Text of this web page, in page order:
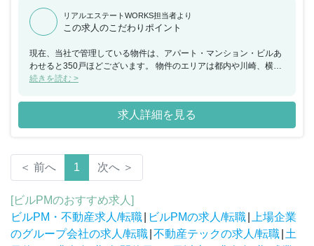
リアルエステートWORKS担当者より
この求人のこだわりポイント
現在、当社で管理している物件は、アパート・マンション・ビルあ
わせると350戸ほどございます。 物件のエリアは都内や川崎、横浜
が中心となり、種類としては8割がワンルームの物件です。 管理物
ビジョンへ出向となります。(就業場所は同フロア)
続きを読む >
求人詳細を見る
＜ 前へ 1 次へ ＞
[ビルPMのおすすめ求人]
ビルPM・不動産求人/転職
ビルPMの求人/転職
上場企業
のグループ会社の求人/転職 不動産テックの求人/転職 土